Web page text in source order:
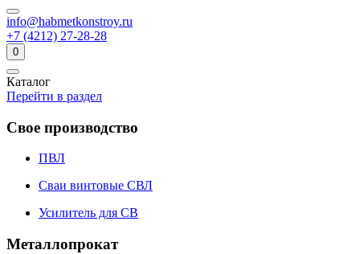
info@habmetkonstroy.ru
+7 (4212) 27-28-28
0
Каталог
Перейти в раздел
Свое производство
ПВЛ
Сваи винтовые СВЛ
Усилитель для СВ
Металлопрокат